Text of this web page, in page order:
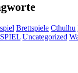
Brettspiele Cthulhu
SPIEL Uncategorized